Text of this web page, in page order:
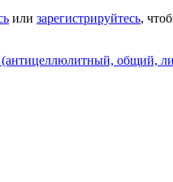
или зарегистрируйтесь,
общий,